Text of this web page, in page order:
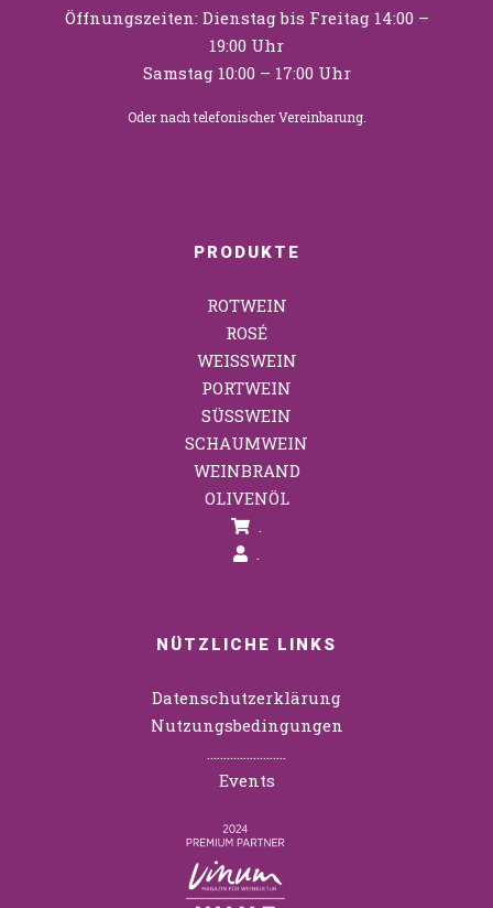
Öffnungszeiten: Dienstag bis Freitag 14:00 –
19:00 Uhr
Samstag 10:00 – 17:00 Uhr
Oder nach telefonischer Vereinbarung.
PRODUKTE
ROTWEIN
ROSÉ
WEISSWEIN
PORTWEIN
SÜSSWEIN
SCHAUMWEIN
WEINBRAND
OLIVENÖL
NÜTZLICHE LINKS
Datenschutzerklärung
Nutzungsbedingungen
Events